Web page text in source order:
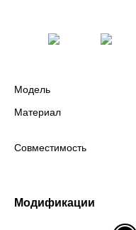
Модель
Материал
Совместимость
Модификации